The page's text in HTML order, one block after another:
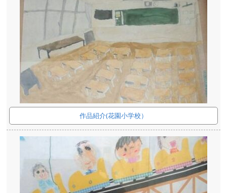
作品紹介(花園小学校）